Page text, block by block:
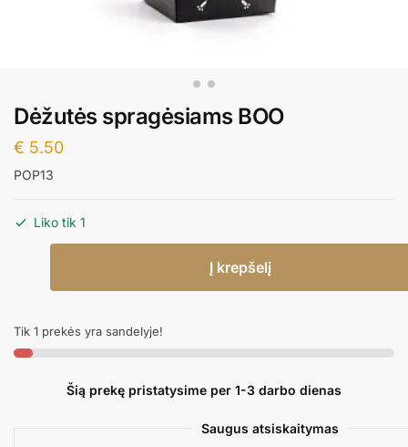
Dėžutės spragėsiams BOO
€ 5.50
POP13
Liko tik 1
Dėžutės
BOO
Į krepšelį
Tik 1 prekės yra sandelyje!
Šią prekę pristatysime per 1-3 darbo dienas
Saugus atsiskaitymas